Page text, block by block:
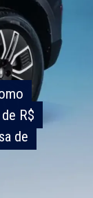
R$
de
R$
de